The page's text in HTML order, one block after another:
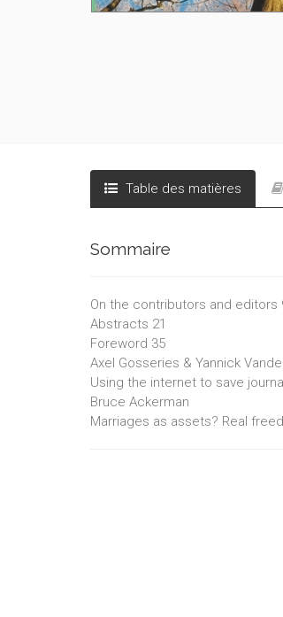
Table des matières
Sommaire
On the contributors and editors
Abstracts 21
Foreword 35
Axel Gosseries & Yannick
Using the internet to save
Bruce Ackerman
Marriages as assets? Real